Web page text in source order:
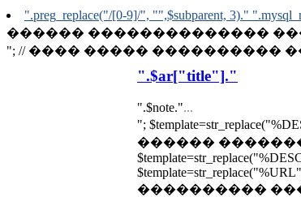
".preg_replace("/[0-9]/", "",$subparent, 3)."
������ ��������������
"; // ���� ����� ����������
".$ar["title"]."
".$note."...
";
������
����������